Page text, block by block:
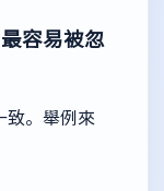
容易被忽
致。舉例來